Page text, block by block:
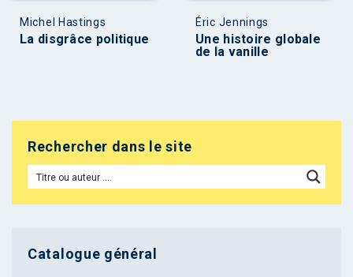
Michel Hastings
La disgrâce politique
Éric Jennings
Une histoire globale
de la vanille
Rechercher dans le site
Catalogue général